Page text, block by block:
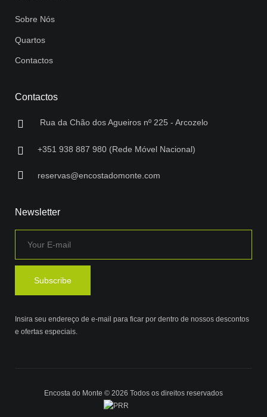
Sobre Nós
Quartos
Contactos
Contactos
Rua da Chão dos Agueiros nº 225 - Arcozelo
+351 938 887 980 (Rede Móvel Nacional)
reservas@encostadomonte.com
Newsletter
Insira seu endereço de e-mail para ficar por dentro de nossos descontos
e ofertas especiais.
Encosta do Monte © 2026 Todos os direitos reservados